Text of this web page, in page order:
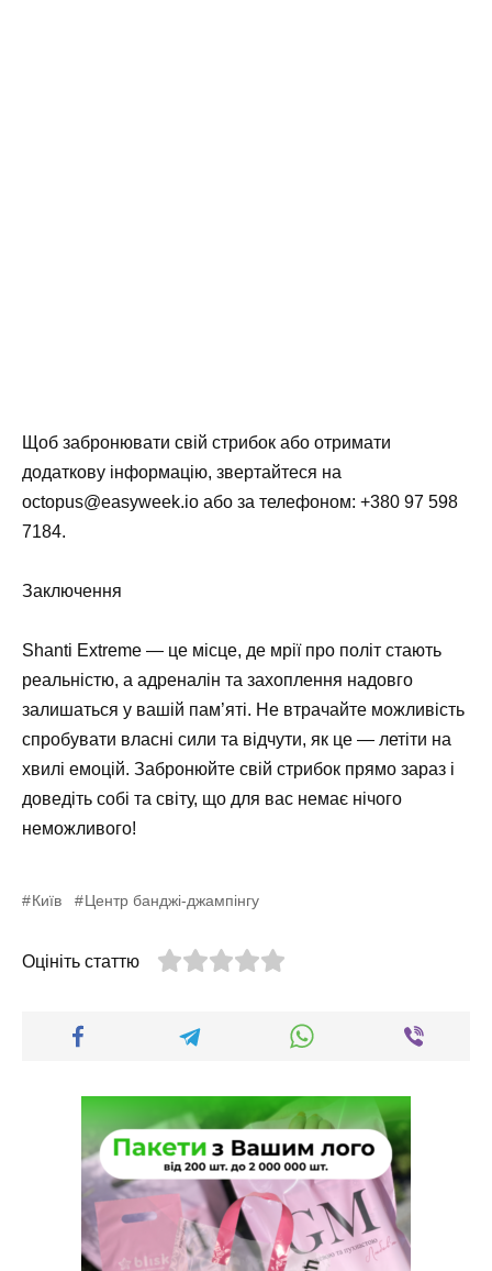
Щоб забронювати свій стрибок або отримати
додаткову інформацію, звертайтеся на
octopus@easyweek.io або за телефоном: +380 97 598
7184.
Заключення
Shanti Extreme — це місце, де мрії про політ стають
реальністю, а адреналін та захоплення надовго
залишаться у вашій пам’яті. Не втрачайте можливість
спробувати власні сили та відчути, як це — летіти на
хвилі емоцій. Забронюйте свій стрибок прямо зараз і
доведіть собі та світу, що для вас немає нічого
неможливого!
Київ Центр банджі-джампінгу
Оцініть статтю